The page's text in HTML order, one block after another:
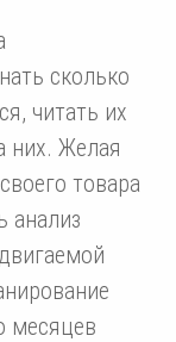
сколько
читать их
них. Желая
товара
анализ
месяцев